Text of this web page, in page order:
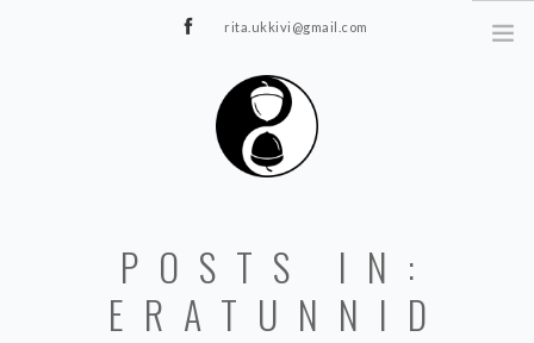
rita.ukkivi@gmail.com
TUNNIPLAAN
TERAAPIA
POSTS IN:
ERATUNNID